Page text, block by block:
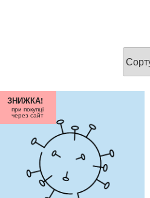
ЗНИЖКА!
при покупці
через сайт